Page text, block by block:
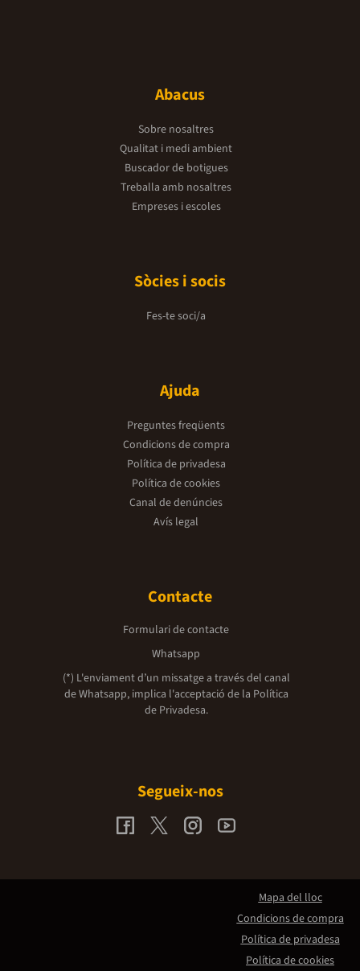
Abacus
Sobre nosaltres
Qualitat i medi ambient
Buscador de botigues
Treballa amb nosaltres
Empreses i escoles
Sòcies i socis
Fes-te soci/a
Ajuda
Preguntes freqüents
Condicions de compra
Política de privadesa
Política de cookies
Canal de denúncies
Avís legal
Contacte
Formulari de contacte
Whatsapp
(*) L'enviament d’un missatge a través del canal
de Whatsapp, implica l'acceptació de la Política
de Privadesa.
Segueix-nos
Mapa del lloc
Condicions de compra
Política de privadesa
Política de cookies